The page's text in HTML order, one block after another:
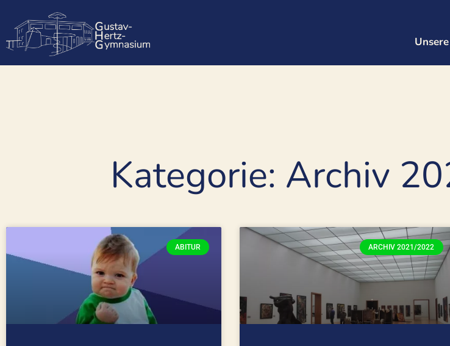
Kategorie: Archiv
ABITUR ARCHIV 2021/2022